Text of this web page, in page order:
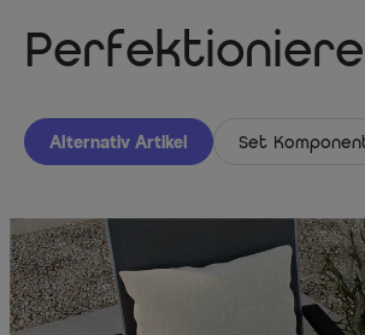
Alternativ Artikel Set